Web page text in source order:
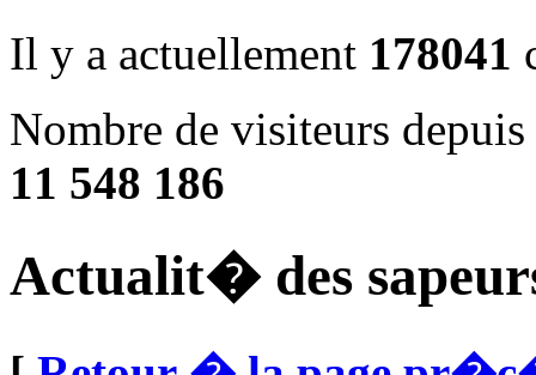
Il y a actuellement 178041
Nombre de visiteurs
11 548 186
Actualit� des